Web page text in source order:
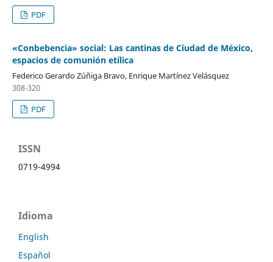
PDF
«Conbebencia» social: Las cantinas de Ciudad de México,
espacios de comunión etílica
Federico Gerardo Zúñiga Bravo, Enrique Martínez Velásquez
308-320
PDF
ISSN
0719-4994
Idioma
English
Español